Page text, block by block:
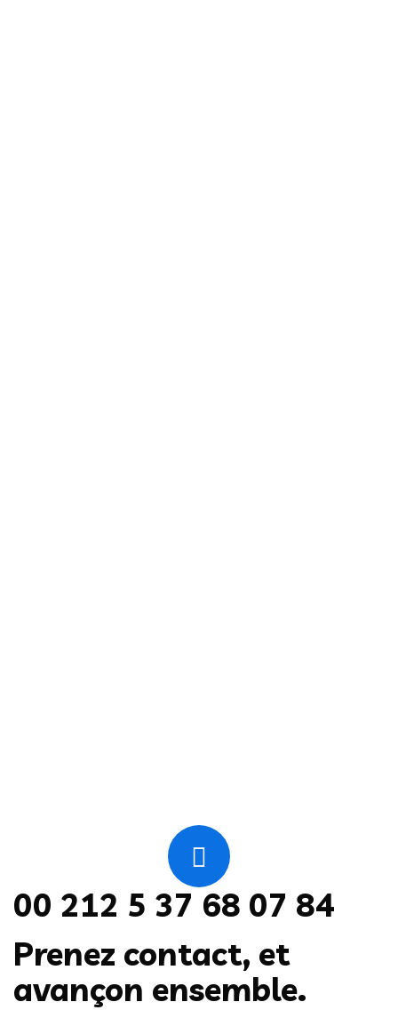
00 212 5 37 68 07 84
Prenez contact, et
avançon ensemble.